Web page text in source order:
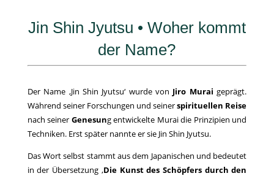
Jin Shin Jyutsu • Woher kommt
der Name?
Der Name ‚Jin Shin Jyutsu‘ wurde von Jiro Murai geprägt.
Während seiner Forschungen und seinerspirituellen Reise
nach seiner Genesung entwickelte Murai die Prinzipien und
Techniken. Erst später nannte er sie Jin Shin Jyutsu.
Das Wort selbst stammt aus dem Japanischen und bedeutet
in der Übersetzung ‚Die Kunst des Schöpfers durch den